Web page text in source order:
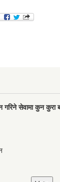
गरिने सेवामा कुन कुरा